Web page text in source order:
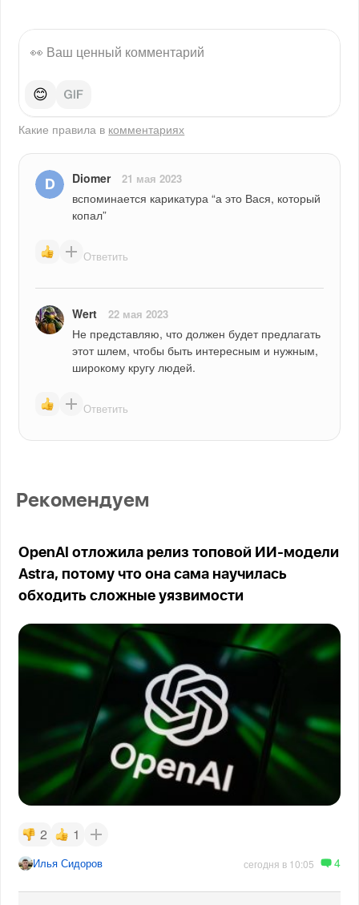
😊
Какие правила в комментариях
Diomer 21 мая 2023
вспоминается карикатура “а это Вася, который
копал”
Ответить
Wert 22 мая 2023
Не представляю, что должен будет предлагать
этот шлем, чтобы быть интересным и нужным,
широкому кругу людей.
Ответить
Рекомендуем
OpenAI отложила релиз топовой ИИ-модели
Astra, потому что она сама научилась
обходить сложные уязвимости
2 1
Илья Сидоров сегодня в 10:05 4